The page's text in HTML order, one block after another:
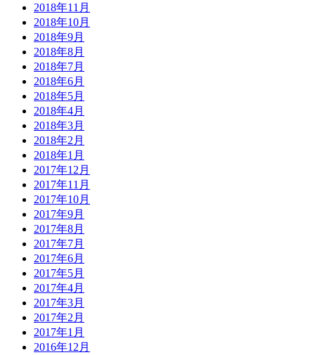
2018年11月
2018年10月
2018年9月
2018年8月
2018年7月
2018年6月
2018年5月
2018年4月
2018年3月
2018年2月
2018年1月
2017年12月
2017年11月
2017年10月
2017年9月
2017年8月
2017年7月
2017年6月
2017年5月
2017年4月
2017年3月
2017年2月
2017年1月
2016年12月